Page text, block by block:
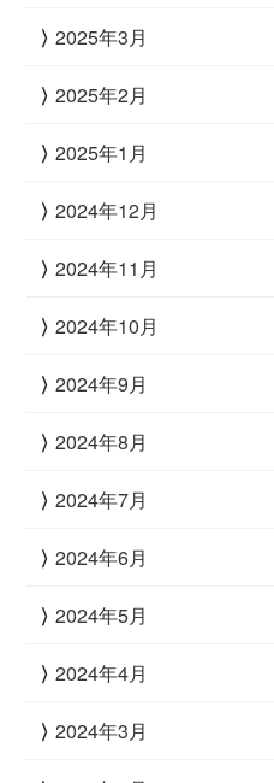
2025年3月
2025年2月
2025年1月
2024年12月
2024年11月
2024年10月
2024年9月
2024年8月
2024年7月
2024年6月
2024年5月
2024年4月
2024年3月